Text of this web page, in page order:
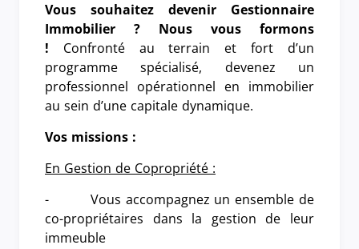
Vous souhaitez devenir Gestionnaire
Immobilier ? Nous vous formons
! Confronté au terrain et fort d’un
programme spécialisé, devenez un
professionnel opérationnel en immobilier
au sein d’une capitale dynamique.
Vos missions :
En Gestion de Copropriété :
- Vous accompagnez un ensemble de
co-propriétaires dans la gestion de leur
immeuble